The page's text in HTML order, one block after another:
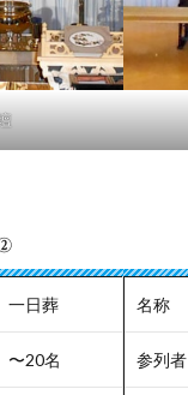
一日葬
〜20名
名称
参列者